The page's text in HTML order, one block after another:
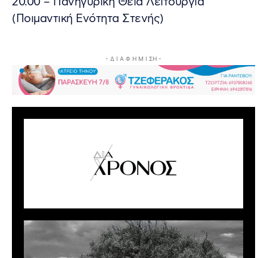
(Ποιμαντική Ενότητα Στενής)
- Δ Ι Α Φ Η Μ Ι ΣΗ -